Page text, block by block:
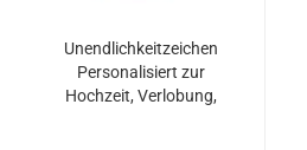
Unendlichkeitzeichen
Personalisiert zur
Hochzeit, Verlobung,